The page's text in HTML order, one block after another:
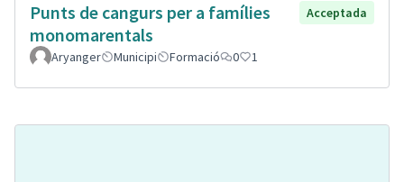
Punts de cangurs per a famílies
monomarentals
Acceptada
Aryanger Municipi Formació 0 1